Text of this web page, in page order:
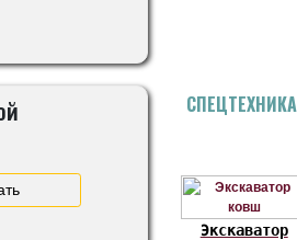
СПЕЦТЕХНИКА
Экскаватор